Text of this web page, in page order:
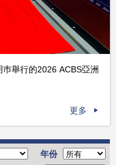
舉行的2026 ACBS亞洲
更多
年份